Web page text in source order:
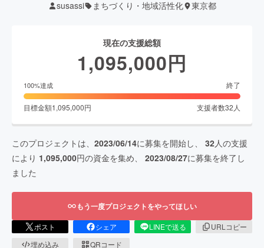
susassi まちづくり・地域活性化 東京都
現在の支援総額
1,095,000円
100%達成 終了
目標金額1,095,000円 支援者数32 人
このプロジェクトは、 2023/06/14に募集を開始し、 32人の支援
により 1,095,000円の資金を集め、 2023/08/27に募集を終了し
ました
もう一度プロジェクトをやってほしい
ポスト シェア LINEで送る
URLコピー
埋め込み
QRコード